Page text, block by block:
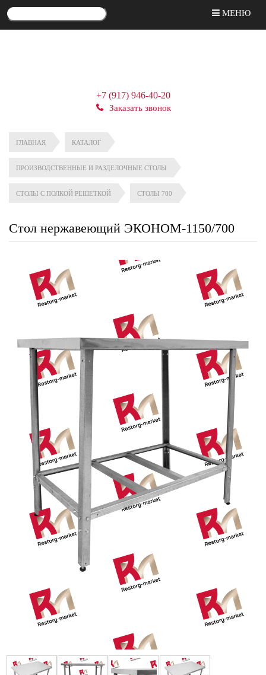
МЕНЮ
+7 (917) 946-40-20
Заказать звонок
ГЛАВНАЯ КАТАЛОГ
ПРОИЗВОДСТВЕННЫЕ И РАЗДЕЛОЧНЫЕ СТОЛЫ
СТОЛЫ С ПОЛКОЙ РЕШЕТКОЙ СТОЛЫ 700
Стол нержавеющий ЭКОНОМ-1150/700